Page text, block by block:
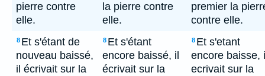
pierre contre
elle.
la pierre contre
elle.
premier la
contre elle.
8 Et s'étant de
nouveau baissé,
il écrivait sur la
8 Et s'étant
encore baissé, il
écrivait sur la
8 Et s'etant
encore baisse,
ecrivait sur la